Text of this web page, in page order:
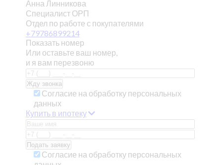
Анна Линникова
Специалист ОРП
Отдел по работе с покупателями
+79786899214
Показать номер
Или оставьте ваш номер,
и я вам перезвоню
Согласие на обработку персональных
данных
Купить в ипотеку
Согласие на обработку персональных